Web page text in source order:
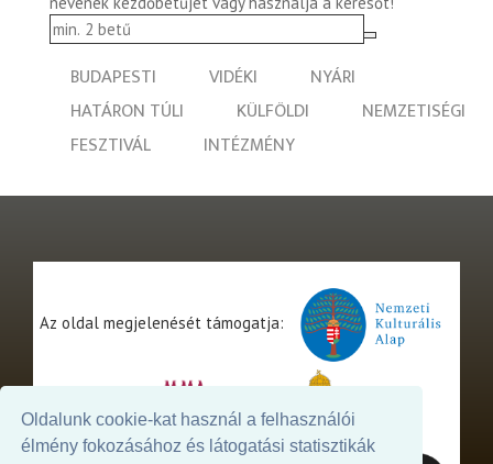
Oldalunk cookie-kat használ a felhasználói
élmény fokozásához és látogatási statisztikák
BUDAPESTI VIDÉKI
NYÁRI
HATÁRON TÚLI
KÜLFÖLDI
NEMZETISÉGI
FESZTIVÁL
INTÉZMÉNY
Az oldal megjelenését támogatja: